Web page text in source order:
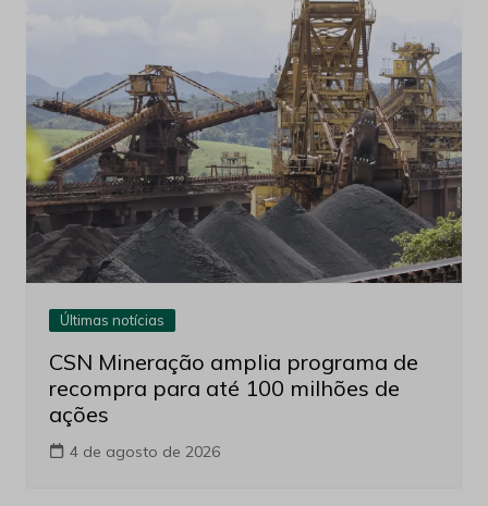
Últimas notícias
CSN Mineração amplia programa de
recompra para até 100 milhões de
ações
4 de agosto de 2026